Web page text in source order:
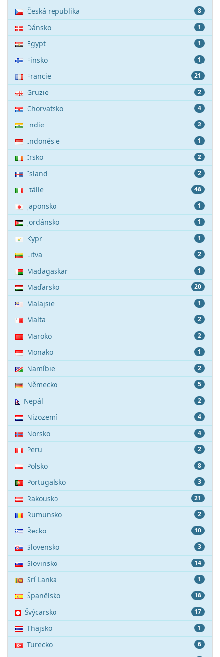
8
Česká republika
1
Dánsko
1
Egypt
1
Finsko
21
Francie
2
Gruzie
4
Chorvatsko
2
Indie
1
Indonésie
2
Irsko
2
Island
48
Itálie
1
Japonsko
1
Jordánsko
1
Kypr
2
Litva
1
Madagaskar
20
Maďarsko
1
Malajsie
2
Malta
2
Maroko
1
Monako
2
Namíbie
5
Německo
2
Nepál
4
Nizozemí
4
Norsko
2
Peru
8
Polsko
3
Portugalsko
21
Rakousko
2
Rumunsko
10
Řecko
3
Slovensko
14
Slovinsko
1
Srí Lanka
18
Španělsko
17
Švýcarsko
1
Thajsko
6
Turecko